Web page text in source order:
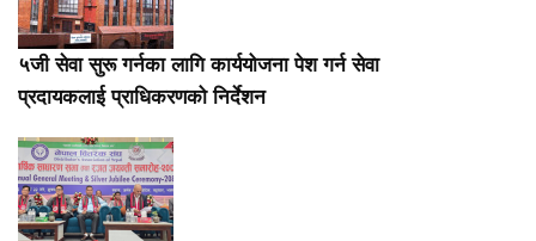
५जी सेवा सुरू गर्नका लागि कार्ययोजना पेश गर्न सेवा
प्रदायकलाई प्राधिकरणको निर्देशन